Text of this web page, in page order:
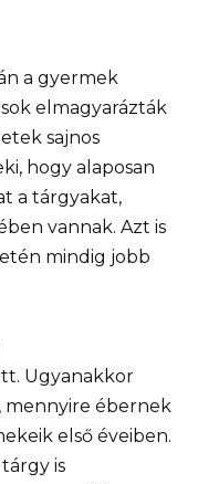
a gyermek
elmagyarázták
sajnos
hogy alaposan
a tárgyakat,
vannak. Azt is
mindig jobb
Ugyanakkor
mennyire ébernek
első éveiben.
is